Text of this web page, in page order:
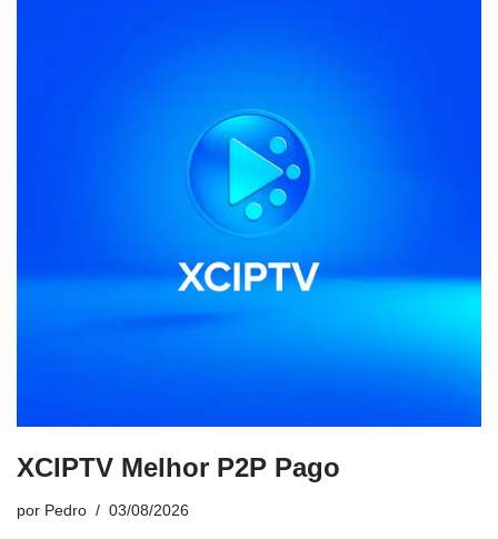
XCIPTV Melhor P2P Pago
por Pedro 03/08/2026